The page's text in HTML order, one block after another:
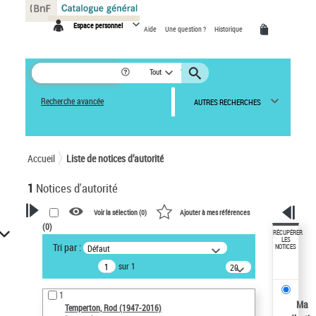
Espace personnel Aide Une question ? Historique
Tout
Recherche avancée AUTRES RECHERCHES
Accueil Liste de notices d’autorité
1 Notices d'autorité
VOTRE RECHERCHE
Recherche avancée dans les
notices d’autorité
Œuvres liées à l'auteur :
Temperton, Rod (1947-2016)
Voir la sélection (0) Ajouter à mes références
(0)
Tri par : Défaut
sur 1
20
résultats/page
1
Temperton, Rod (1947-2016)
RÉCUPÉRER
LES
NOTICES
Ma
Panneau de gestion des cookies